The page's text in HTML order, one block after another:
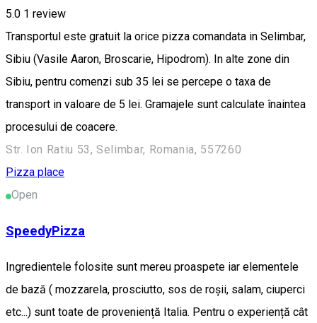
5.0 1 review
Transportul este gratuit la orice pizza comandata in Selimbar,
Sibiu (Vasile Aaron, Broscarie, Hipodrom). In alte zone din
Sibiu, pentru comenzi sub 35 lei se percepe o taxa de
transport in valoare de 5 lei. Gramajele sunt calculate înaintea
procesului de coacere.
Str. Ion Ratiu 53, Selimbar, Romania, 557260
Pizza place
Open
SpeedyPizza
Ingredientele folosite sunt mereu proaspete iar elementele
de bază ( mozzarela, prosciutto, sos de roșii, salam, ciuperci
etc...) sunt toate de proveniență Italia. Pentru o experiență cât